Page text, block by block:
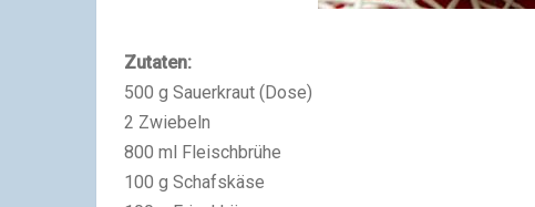
Zutaten:
500 g Sauerkraut (Dose)
2 Zwiebeln
800 ml Fleischbrühe
100 g Schafskäse